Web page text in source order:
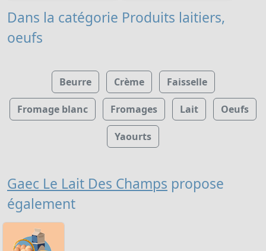
Dans la catégorie Produits laitiers,
oeufs
Beurre Crème Faisselle
Fromage blanc Fromages Lait Oeufs
Yaourts
Gaec Le Lait Des Champs propose
également